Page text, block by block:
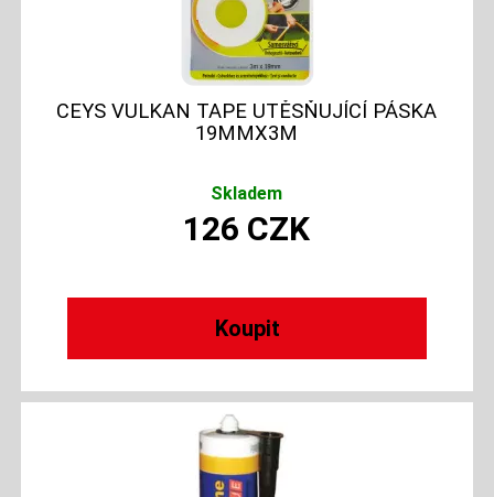
CEYS VULKAN TAPE UTĚSŇUJÍCÍ PÁSKA
19MMX3M
Skladem
126 CZK